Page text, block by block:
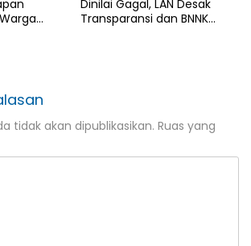
Dinilai Gagal, LAN Desak
Transparansi dan BNNK
tidak akan dipublikasikan. Ruas yang